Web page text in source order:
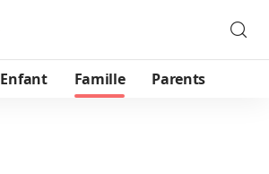
Enfant Famille Parents